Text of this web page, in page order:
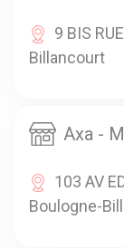
9 BIS
Billancourt
Axa -
103 AV
Boulogne-